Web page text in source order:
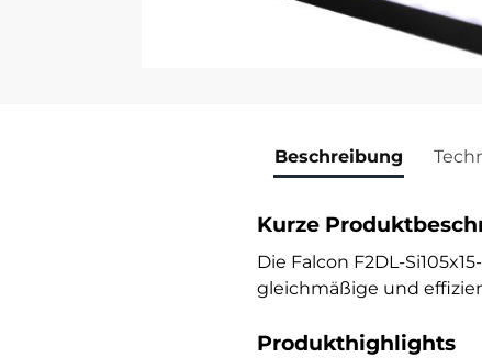
Beschreibung
Kurze
Die Falcon F2DL-
gleichmäßige und
Produkthighlights